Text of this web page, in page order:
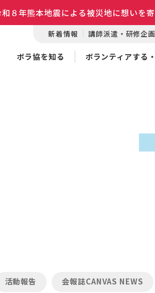
８年熊本地震による被災地に想いを
新着情報 講師派遣・研修企画
ボラ協を知る ボランティアする
活動報告 会報誌CANVAS NEWS